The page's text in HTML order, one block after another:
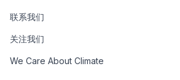
联系我们
关注我们
We Care About Climate